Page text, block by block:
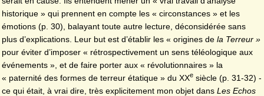
historique » qui prennent en compte les « circonstances » et les
émotions (p. 30), balayant toute autre lecture, déconsidérée sans
plus d’explications. Leur but est d’établir les « origines de la Terreur »
pour éviter d’imposer « rétrospectivement un sens téléologique aux
événements », et de faire porter aux « révolutionnaires » la
« paternité des formes de terreur étatique » du XXe siècle (p. 31-32) -
ce qui était, à vrai dire, très explicitement mon objet dans Les Echos